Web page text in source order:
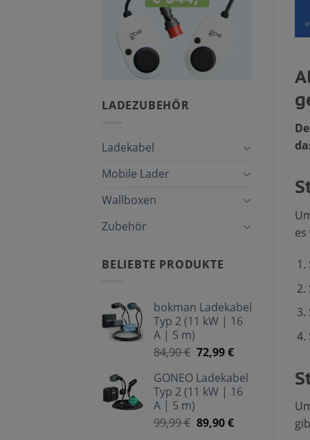
LADEZUBEHÖR
Ladekabel
Mobile Lader
Wallboxen
Zubehör
BELIEBTE PRODUKTE
bokman Ladekabel
Typ 2 (11 kW | 16
A | 5 m)
84,90€ 72,99€
GONEO Ladekabel
Typ 2 (11 kW | 16
A | 5 m)
99,99€ 89,90€